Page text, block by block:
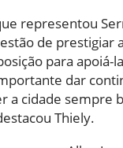
representou
de prestigiar
para apoiá-
dar
a cidade sempre
Thiely.